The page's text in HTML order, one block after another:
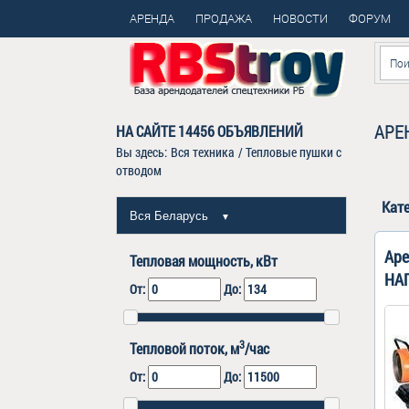
АРЕНДА ПРОДАЖА НОВОСТИ ФОРУМ
НА САЙТЕ14456ОБЪЯВЛЕНИЙ
Вы здесь: Вся техника /Тепловые пушки с
отводом
Вся Беларусь ▼
Тепловая мощность, кВт
От: До:
Тепловой поток, м3/час
От: До: